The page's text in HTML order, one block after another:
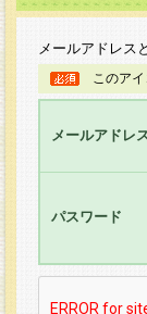
メールアドレス
このア
メールアドレ
パスワード